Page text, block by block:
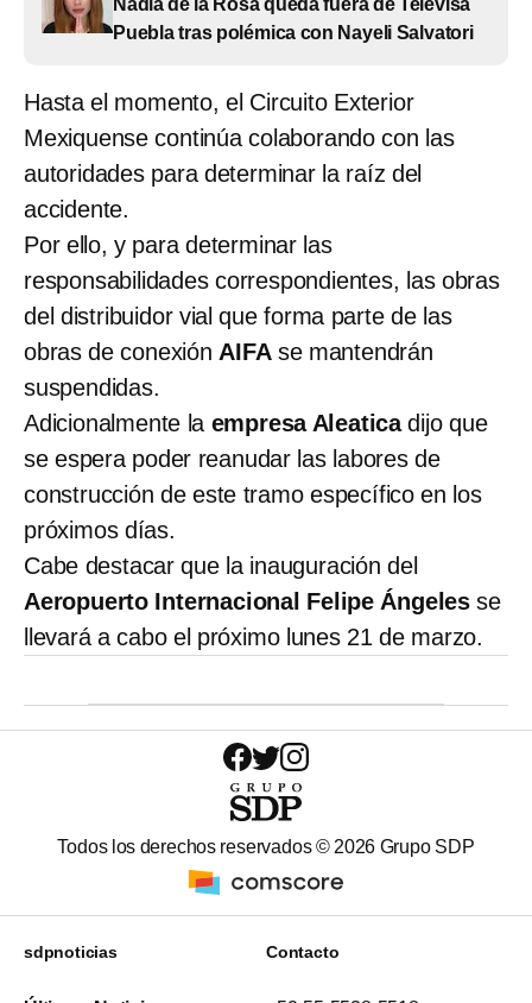
Puebla tras polémica con Nayeli Salvatori
Hasta el momento, el Circuito Exterior
Mexiquense continúa colaborando con las
autoridades para determinar la raíz del
accidente.
Por ello, y para determinar las
responsabilidades correspondientes, las obras
del distribuidor vial que forma parte de las
obras de conexión AIFAse mantendrán
suspendidas.
Adicionalmente la empresa Aleaticadijo que
se espera poder reanudar las labores de
construcción de este tramo específico en los
próximos días.
Cabe destacar que la inauguración del
Aeropuerto Internacional Felipe Ángelesse
llevará a cabo el próximo lunes 21 de marzo.
Todos los derechos reservados ©2026 Grupo SDP
sdpnoticias Contacto